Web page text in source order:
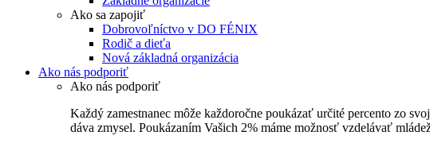
Ako sa zapojiť
Dobrovoľníctvo v DO FÉNIX
Rodič a dieťa
Nová základná organizácia
Ako nás podporiť
Ako nás podporiť
Každý zamestnanec môže každoročne poukázať určité percento zo
dáva zmysel. Poukázaním Vašich 2% máme možnosť vzdelávať